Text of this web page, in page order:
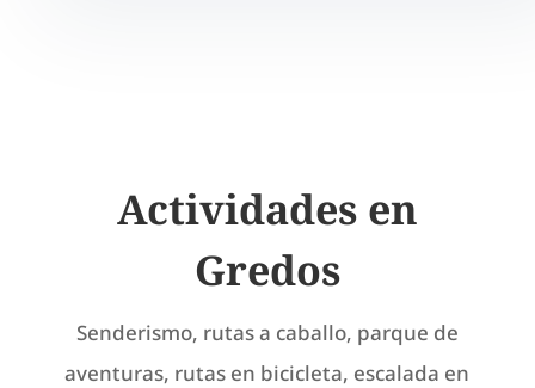
Actividades en
Gredos
Senderismo, rutas a caballo, parque de
aventuras, rutas en bicicleta, escalada en